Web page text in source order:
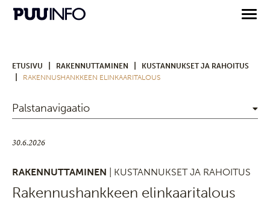
ETUSIVU RAKENNUTTAMINEN KUSTANNUKSET JA RAHOITUS
RAKENNUSHANKKEEN ELINKAARITALOUS
Palstanavigaatio
30.6.2026
RAKENNUTTAMINEN | KUSTANNUKSET JA RAHOITUS
Rakennushankkeen elinkaaritalous